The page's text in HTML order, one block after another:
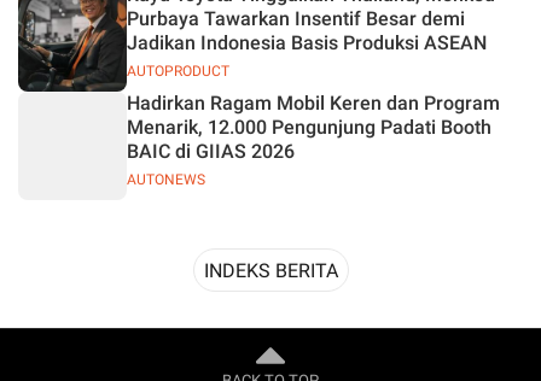
AUTOPRODUCT
Purbaya Tawarkan Insentif Besar demi
Jadikan Indonesia Basis Produksi ASEAN
AUTONEWS
Hadirkan Ragam Mobil Keren dan Program
Menarik, 12.000 Pengunjung Padati Booth
BAIC di GIIAS 2026
INDEKS BERITA